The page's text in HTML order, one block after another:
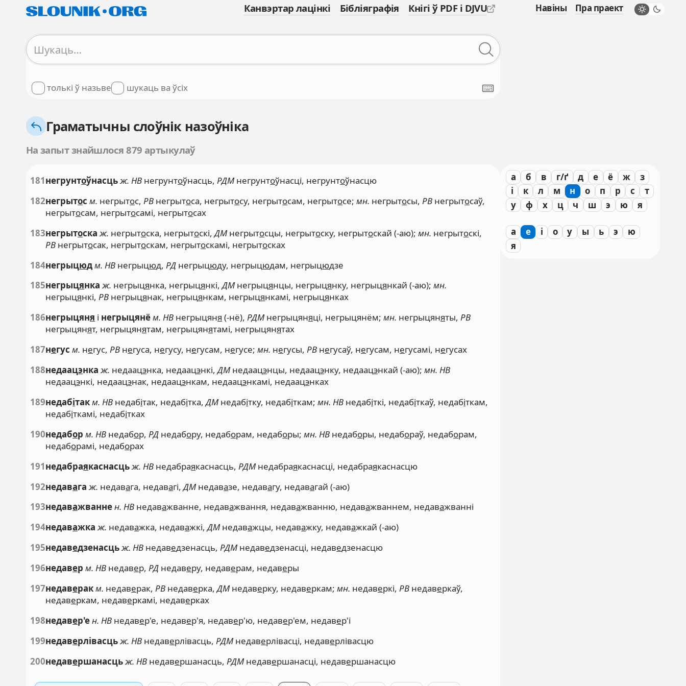
Канвэртар лацінкі Бібліяграфія Кнігі ў PDF і DJVU Навіны Пра праект
толькі ў назьве шукаць ва ўсіх
Граматычны слоўнік назоўніка
На запыт знайшлося 879 артыкулаў
а б в г/ґ д е ё ж
з
і
к л м н о п р с
т
у
ф х ц ч ш э ю я
а е і о у ы ь э
ю
я
181негрунтоўнасцьж. НВ негрунтоўнасць,РДМнегрунтоўнасці, негрунтоўнасцю
182негрытос м. негрытос,РВ негрытоса, негрытосу, негрытосам, негрытосе;мн. негрытосы,РВ негрытосаў,
негрытосам, негрытосамі, негрытосах
183негрытоска ж. негрытоска, негрытоскі,ДМнегрытосцы, негрытоску, негрытоскай (-аю);мн. негрытоскі,
РВ негрытосак, негрытоскам, негрытоскамі, негрытосках
184негрыцюдм. НВ негрыцюд, РД негрыцюду, негрыцюдам, негрыцюдзе
185негрыцянка ж. негрыцянка, негрыцянкі,ДМнегрыцянцы, негрыцянку, негрыцянкай (-аю);мн.
негрыцянкі,РВ негрыцянак, негрыцянкам, негрыцянкамі, негрыцянках
186негрыцяня і негрыцянём. НВ негрыцяня (-нё),РДМнегрыцяняці, негрыцянём;мн. негрыцяняты,РВ
негрыцянят, негрыцянятам, негрыцянятамі, негрыцянятах
187негус м. негус,РВ негуса, негусу, негусам, негусе;мн. негусы,РВ негусаў, негусам, негусамі, негусах
188недаацэнка ж. недаацэнка, недаацэнкі,ДМнедаацэнцы, недаацэнку, недаацэнкай (-аю);мн. НВ
недаацэнкі, недаацэнак, недаацэнкам, недаацэнкамі, недаацэнках
189недабітакм. НВ недабітак, недабітка,ДМнедабітку, недабіткам;мн. НВ недабіткі, недабіткаў, недабіткам,
недабіткамі, недабітках
190недабор м. НВ недабор,РД недабору, недаборам, недаборы;мн. НВ недаборы, недабораў, недаборам,
недаборамі, недаборах
191недабраякаснасцьж. НВ недабраякаснасць,РДМнедабраякаснасці, недабраякаснасцю
192недавага ж. недавага, недавагі,ДМнедавазе, недавагу, недавагай (-аю)
193недаважваннен. НВ недаважванне, недаважвання, недаважванню, недаважваннем, недаважванні
194недаважка ж. недаважка, недаважкі,ДМнедаважцы, недаважку, недаважкай (-аю)
195недаведзенасцьж. НВ недаведзенасць,РДМнедаведзенасці, недаведзенасцю
196недавер м. НВ недавер,РД недаверу, недаверам, недаверы
197недаверакм. недаверак,РВ недаверка,ДМнедаверку, недаверкам;мн. недаверкі,РВ недаверкаў,
недаверкам, недаверкамі, недаверках
198недавер'ен. НВ недавер'е, недавер'я, недавер'ю, недавер'ем, недавер'і
199недаверлівасцьж. НВ недаверлівасць,РДМнедаверлівасці, недаверлівасцю
200недавершанасцьж. НВ недавершанасць, РДМнедавершанасці, недавершанасцю